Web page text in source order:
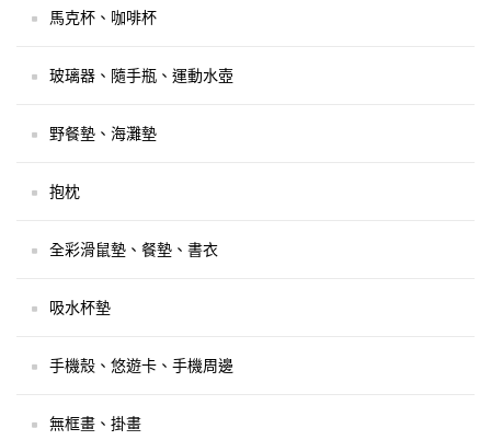
馬克杯、咖啡杯
玻璃器、隨手瓶、運動水壺
野餐墊、海灘墊
抱枕
全彩滑鼠墊、餐墊、書衣
吸水杯墊
手機殼、悠遊卡、手機周邊
無框畫、掛畫